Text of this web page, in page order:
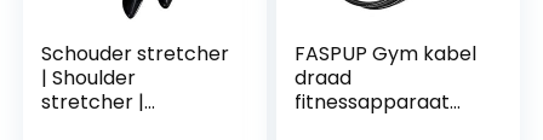
Schouder stretcher
| Shoulder
stretcher |
FASPUP Gym kabel
draad
fitnessapparaat